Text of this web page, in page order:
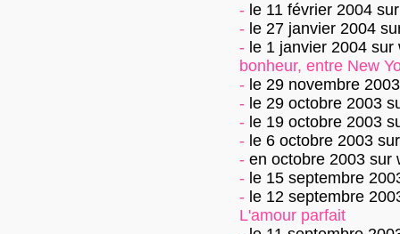
- le 11 février 2004
- le 27 janvier 2004
- le 1 janvier 2004 sur
bonheur, entre New
- le 29 novembre 2003
- le 29 octobre 2003
- le 19 octobre 2003
- le 6 octobre 2003
- en octobre 2003 sur
- le 15 septembre
- le 12 septembre
L'amour parfait